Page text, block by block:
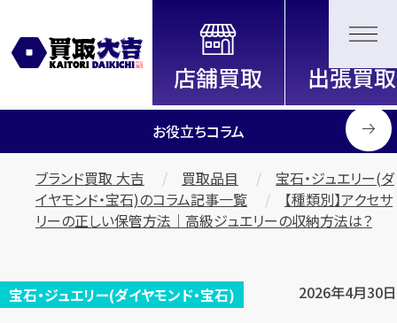
全国2200店舗以上展開中！
信頼と実績の買取専門店「買取大
吉」
お役立ちコラム
ブランド買取 大吉 買取品目
宝石・ジュエリー(ダ
イヤモンド・宝石)のコラム記事一覧
【種類別】アクセサ
リーの正しい保管方法｜高級ジュエリーの収納方法は？
宝石・ジュエリー(ダイヤモンド・宝石) 2026年4月30日